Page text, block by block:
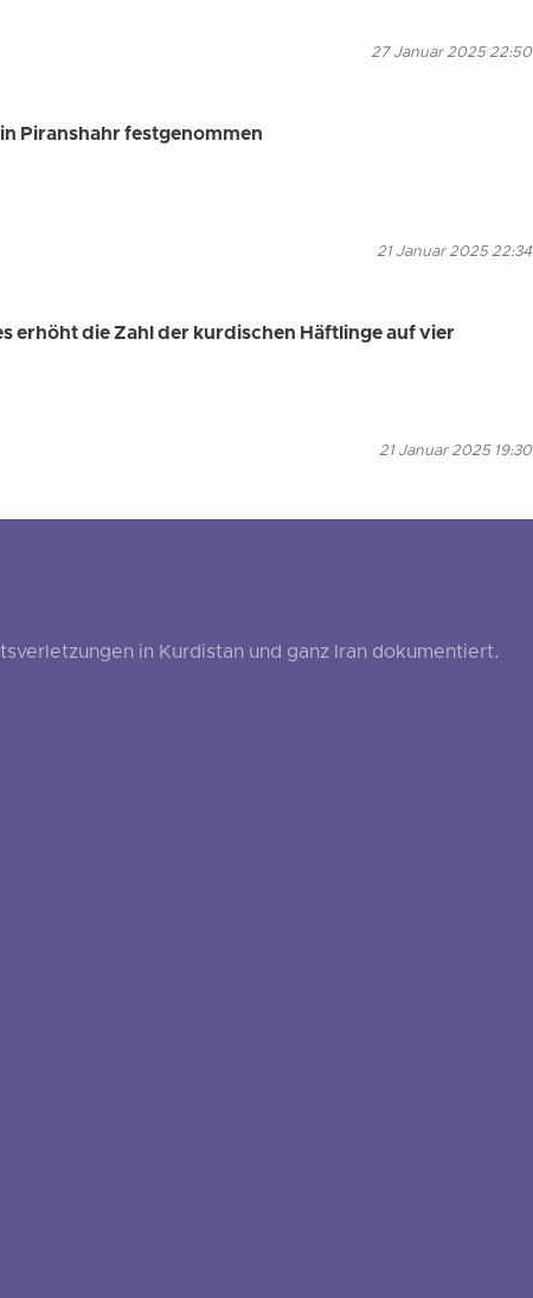
27 Januar 2025 22:50
Piranshahr festgenommen
21 Januar 2025 22:34
erhöht die Zahl der kurdischen Häftlinge auf vier
21 Januar 2025 19:30
in Kurdistan und ganz Iran dokumentiert.